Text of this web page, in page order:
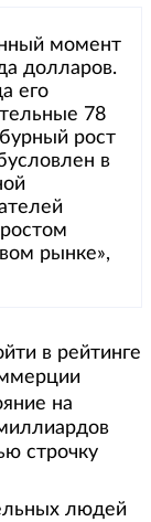
момент
долларов.
его
78
рост
в
рынке»,
в рейтинге
на
строчку
людей